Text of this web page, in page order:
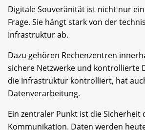
Digitale Souveränität ist nicht nur
Frage. Sie hängt stark von der
Infrastruktur ab.
Dazu gehören Rechenzentren
sichere Netzwerke und kontrollierte
die Infrastruktur kontrolliert, hat
Datenverarbeitung.
Ein zentraler Punkt ist die Sicherheit
Kommunikation. Daten werden